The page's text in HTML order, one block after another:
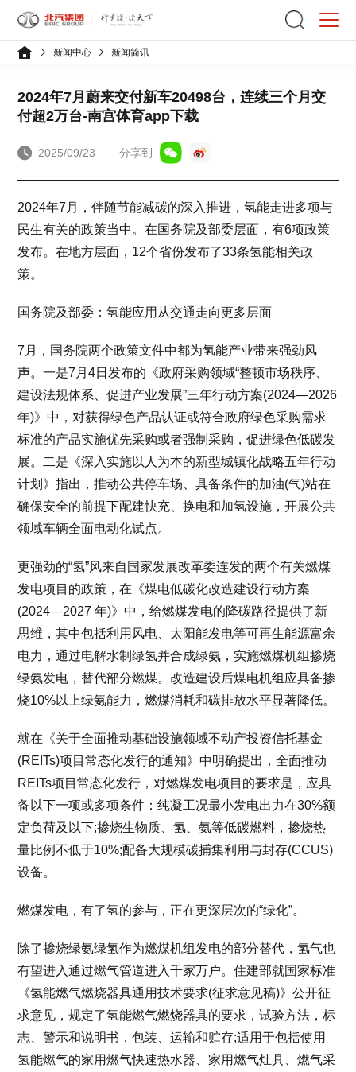
新闻中心 新闻简讯
2024年7月蔚来交付新车20498台，连续三个月交
付超2万台-南宫体育app下载
2025/09/23 分享到
2024年7月，伴随节能减碳的深入推进，氢能走进多项与
民生有关的政策当中。在国务院及部委层面，有6项政策
发布。在地方层面，12个省份发布了33条氢能相关政
策。
国务院及部委：氢能应用从交通走向更多层面
7月，国务院两个政策文件中都为氢能产业带来强劲风
声。一是7月4日发布的《政府采购领域“整顿市场秩序、
建设法规体系、促进产业发展”三年行动方案(2024—2026
年)》中，对获得绿色产品认证或符合政府绿色采购需求
标准的产品实施优先采购或者强制采购，促进绿色低碳发
展。二是《深入实施以人为本的新型城镇化战略五年行动
计划》指出，推动公共停车场、具备条件的加油(气)站在
确保安全的前提下配建快充、换电和加氢设施，开展公共
领域车辆全面电动化试点。
更强劲的“氢”风来自国家发展改革委连发的两个有关燃煤
发电项目的政策，在《煤电低碳化改造建设行动方案
(2024—2027 年)》中，给燃煤发电的降碳路径提供了新
思维，其中包括利用风电、太阳能发电等可再生能源富余
电力，通过电解水制绿氢并合成绿氨，实施燃煤机组掺烧
绿氨发电，替代部分燃煤。改造建设后煤电机组应具备掺
烧10%以上绿氨能力，燃煤消耗和碳排放水平显著降低。
就在《关于全面推动基础设施领域不动产投资信托基金
(REITs)项目常态化发行的通知》中明确提出，全面推动
REITs项目常态化发行，对燃煤发电项目的要求是，应具
备以下一项或多项条件：纯凝工况最小发电出力在30%额
定负荷及以下;掺烧生物质、氢、氨等低碳燃料，掺烧热
量比例不低于10%;配备大规模碳捕集利用与封存(CCUS)
设备。
燃煤发电，有了氢的参与，正在更深层次的“绿化”。
除了掺烧绿氨绿氢作为燃煤机组发电的部分替代，氢气也
有望进入通过燃气管道进入千家万户。住建部就国家标准
《氢能燃气燃烧器具通用技术要求(征求意见稿)》公开征
求意见，规定了氢能燃气燃烧器具的要求，试验方法，标
志、警示和说明书，包装、运输和贮存;适用于包括使用
氢能燃气的家用燃气快速热水器、家用燃气灶具、燃气采